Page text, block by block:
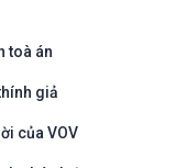
toà án
giả
của VOV